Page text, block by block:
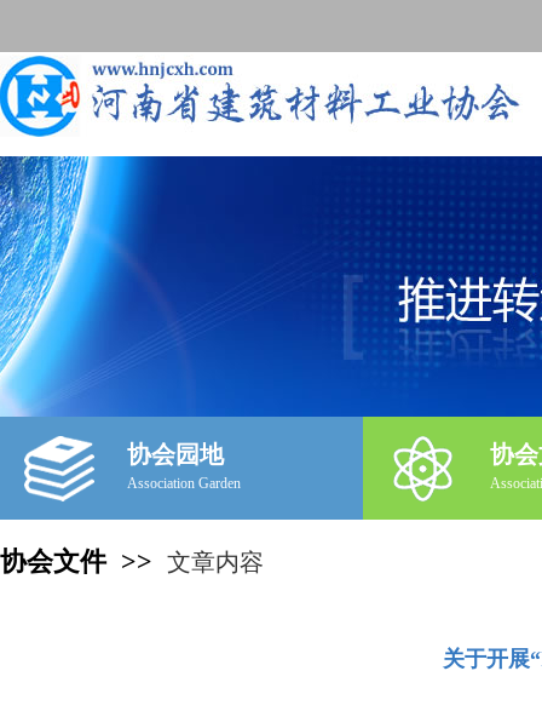
协会园地
Association Garden
协
协会文件 >> 文章内容
关于开展